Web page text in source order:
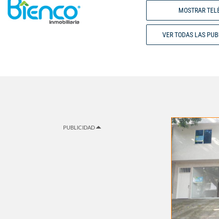
MOSTRAR
VER TODAS LAS
PUBLICIDAD